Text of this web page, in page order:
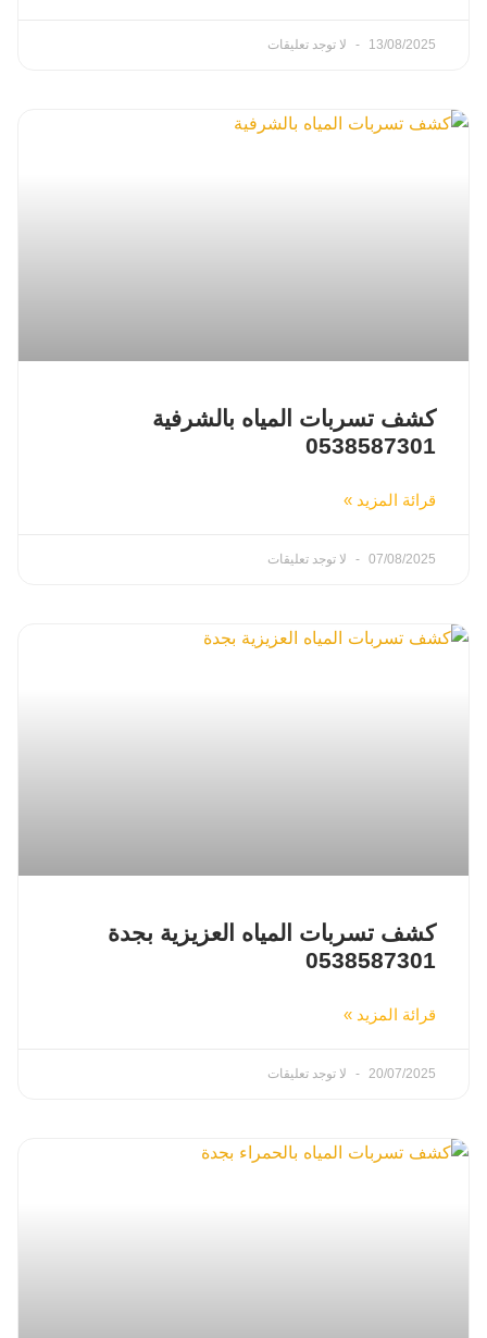
13/08/2025 لا توجد تعليقات
كشف تسربات المياه بالشرفية
0538587301
قرائة المزيد »
07/08/2025 لا توجد تعليقات
كشف تسربات المياه العزيزية بجدة
0538587301
قرائة المزيد »
20/07/2025 لا توجد تعليقات